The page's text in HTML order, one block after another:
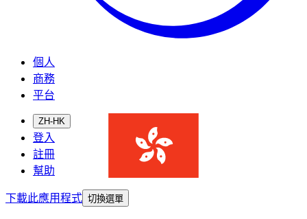
個人
商務
平台
ZH-HK
登入
註冊
幫助
下載此應用程式 切換選單